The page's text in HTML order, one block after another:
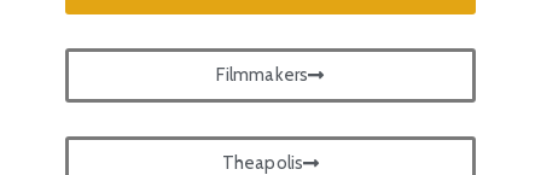
Filmmakers
Theapolis